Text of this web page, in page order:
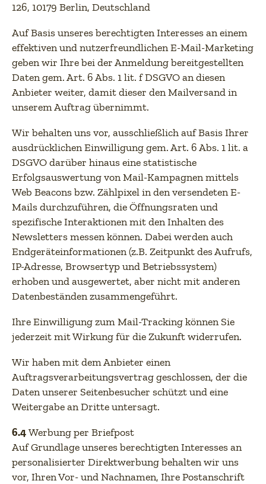
126, 10179 Berlin, Deutschland
Auf Basis unseres berechtigten Interesses an einem
effektiven und nutzerfreundlichen E-Mail-Marketing
geben wir Ihre bei der Anmeldung bereitgestellten
Daten gem. Art. 6 Abs. 1 lit. f DSGVO an diesen
Anbieter weiter, damit dieser den Mailversand in
unserem Auftrag übernimmt.
Wir behalten uns vor, ausschließlich auf Basis Ihrer
ausdrücklichen Einwilligung gem. Art. 6 Abs. 1 lit. a
DSGVO darüber hinaus eine statistische
Erfolgsauswertung von Mail-Kampagnen mittels
Web Beacons bzw. Zählpixel in den versendeten E-
Mails durchzuführen, die Öffnungsraten und
spezifische Interaktionen mit den Inhalten des
Newsletters messen können. Dabei werden auch
Endgeräteinformationen (z.B. Zeitpunkt des Aufrufs,
IP-Adresse, Browsertyp und Betriebssystem)
erhoben und ausgewertet, aber nicht mit anderen
Datenbeständen zusammengeführt.
Ihre Einwilligung zum Mail-Tracking können Sie
jederzeit mit Wirkung für die Zukunft widerrufen.
Wir haben mit dem Anbieter einen
Auftragsverarbeitungsvertrag geschlossen, der die
Daten unserer Seitenbesucher schützt und eine
Weitergabe an Dritte untersagt.
6.4Werbung per Briefpost
Auf Grundlage unseres berechtigten Interesses an
personalisierter Direktwerbung behalten wir uns
vor, Ihren Vor- und Nachnamen, Ihre Postanschrift